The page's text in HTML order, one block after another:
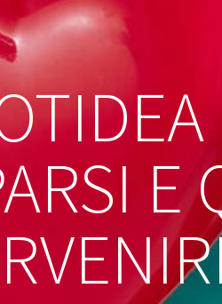
E